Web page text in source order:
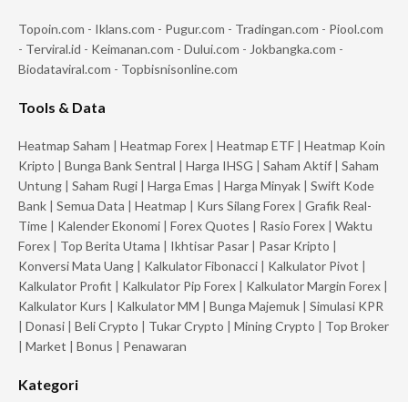
Topoin.com - Iklans.com - Pugur.com - Tradingan.com - Piool.com
- Terviral.id - Keimanan.com - Dului.com - Jokbangka.com -
Biodataviral.com - Topbisnisonline.com
Tools & Data
Heatmap Saham | Heatmap Forex | Heatmap ETF | Heatmap Koin
Kripto | Bunga Bank Sentral | Harga IHSG | Saham Aktif | Saham
Untung | Saham Rugi | Harga Emas | Harga Minyak | Swift Kode
Bank | Semua Data | Heatmap | Kurs Silang Forex | Grafik Real-
Time | Kalender Ekonomi | Forex Quotes | Rasio Forex | Waktu
Forex | Top Berita Utama | Ikhtisar Pasar | Pasar Kripto |
Konversi Mata Uang | Kalkulator Fibonacci | Kalkulator Pivot |
Kalkulator Profit | Kalkulator Pip Forex | Kalkulator Margin Forex |
Kalkulator Kurs | Kalkulator MM | Bunga Majemuk | Simulasi KPR
| Donasi | Beli Crypto | Tukar Crypto | Mining Crypto | Top Broker
| Market | Bonus | Penawaran
Kategori